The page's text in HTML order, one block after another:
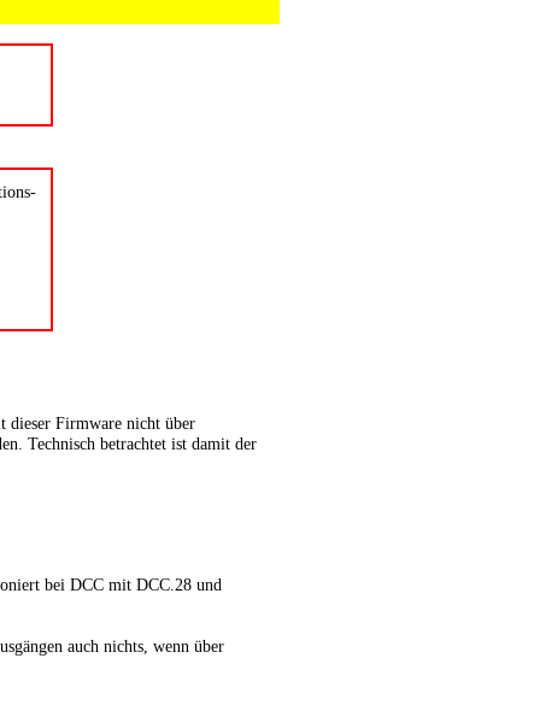
dieser Firmware nicht über
Technisch betrachtet ist damit der
bei DCC mit DCC.28 und
auch nichts, wenn über